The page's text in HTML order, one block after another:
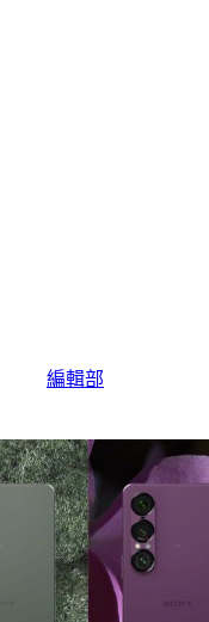
編輯部